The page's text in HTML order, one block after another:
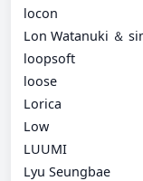
locon
Lon Watanuki ＆
loopsoft
loose
Lorica
Low
LUUMI
Lyu Seungbae